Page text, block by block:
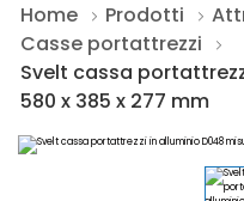
Home Prodotti
Casse portattrezzi
Svelt cassa
580 x 385 x 277 mm